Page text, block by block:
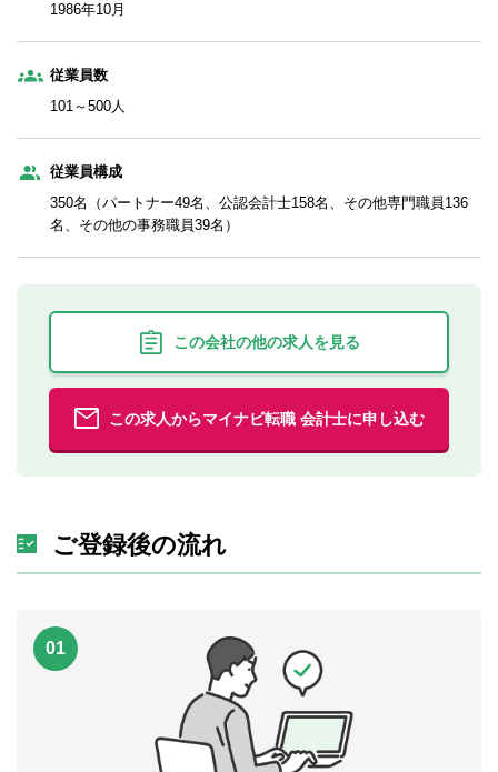
1986年10月
従業員数
101～500人
従業員構成
350名（パートナー49名、公認会計士158名、その他専門職員136
名、その他の事務職員39名）
この会社の他の求人を見る
この求人からマイナビ転職 会計士に申し込む
ご登録後の流れ
01